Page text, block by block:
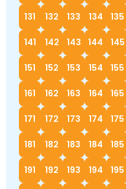
131 132 133 134 135
141 142 143 144 145
151 152 153 154 155
161 162 163 164 165
171 172 173 174 175
181 182 183 184 185
191 192 193 194 195